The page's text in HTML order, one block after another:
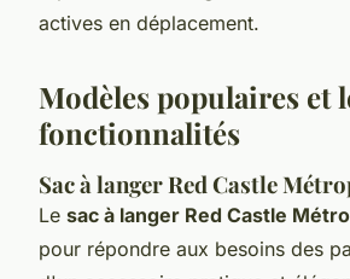
actives en déplacement.
Modèles populaires et
fonctionnalités
Sac à langer Red Castle
Le sac à langer Red Castle
pour répondre aux besoins des